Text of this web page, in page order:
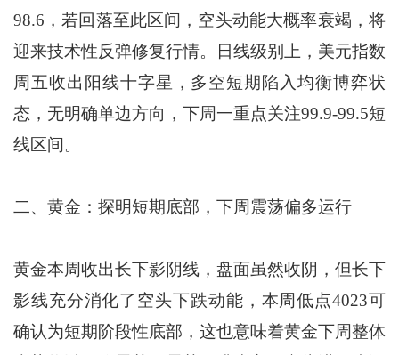
98.6，若回落至此区间，空头动能大概率衰竭，将
迎来技术性反弹修复行情。日线级别上，美元指数
周五收出阳线十字星，多空短期陷入均衡博弈状
态，无明确单边方向，下周一重点关注99.9-99.5短
线区间。
二、黄金：探明短期底部，下周震荡偏多运行
黄金本周收出长下影阴线，盘面虽然收阴，但长下
影线充分消化了空头下跌动能，本周低点4023可
确认为短期阶段性底部，这也意味着黄金下周整体